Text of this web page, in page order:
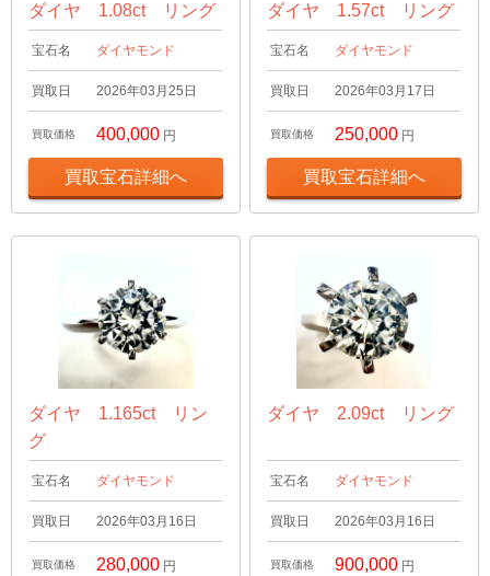
ダイヤ 1.08ct リング
宝石名 ダイヤモンド
買取日 2026年03月25日
買取価格 400,000 円
買取宝石詳細へ
ダイヤ 1.57ct リング
宝石名 ダイヤモンド
買取日 2026年03月17日
買取価格 250,000 円
買取宝石詳細へ
ダイヤ 1.165ct リン
グ
宝石名 ダイヤモンド
買取日 2026年03月16日
買取価格 280,000 円
ダイヤ 2.09ct リング
宝石名 ダイヤモンド
買取日 2026年03月16日
買取価格 900,000 円